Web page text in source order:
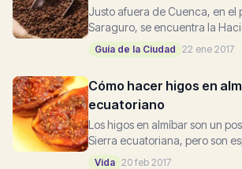
Justo afuera de Cuenca, en
Saraguro, se encuentra la
una plantación de café rica en
hermoso destino turístico
Guía de la Ciudad 22 ene 2017
Cómo hacer higos en
ecuatoriano
Los higos en almíbar son un
Sierra ecuatoriana, pero son
prevalentes en la temporada
Vida 20 feb 2017